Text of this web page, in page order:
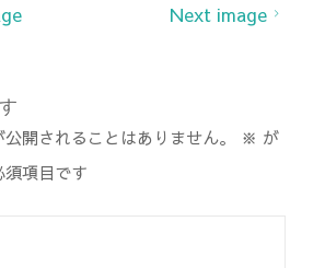
Next image
開されることはありません。 ※ が
項目です